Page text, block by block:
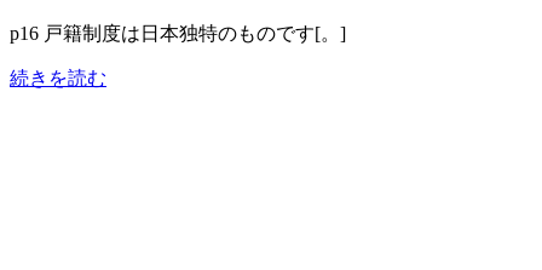
p16 戸籍制度は日本独特のものです[。]
続きを読む